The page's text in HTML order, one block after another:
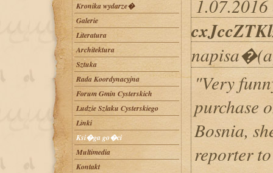
Kronika wydarze�
Galerie
Literatura
Architektura
Sztuka
Rada Koordynacyjna
Forum Gmin Cysterskich
Ludzie Szlaku Cysterskiego
Linki
Ksi�ga go�ci
Multimedia
Kontakt
"Very
purchase
Bosnia,
reporter